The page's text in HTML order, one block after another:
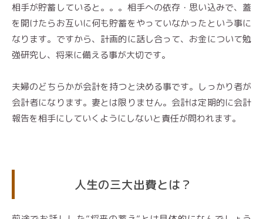
相手が貯蓄していると。。。相手への依存・思い込みで、蓋
を開けたらお互いに何も貯蓄をやっていなかったという事に
なります。ですから、計画的に話し合って、お金について勉
強研究し、将来に備える事が大切です。
夫婦のどちらかが会計を持つと決める事です。しっかり者が
会計者になります。妻とは限りません。会計は定期的に会計
報告を相手にしていくようにしないと責任が問われます。
人生の三大出費とは？